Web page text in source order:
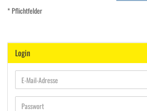
* Pflichtfelder
Login
E-
Mail-
Adresse
Passwort